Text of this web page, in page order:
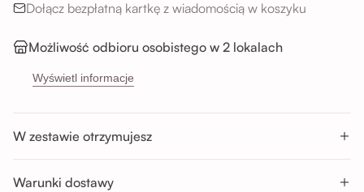
Dołącz bezpłatną kartkę z wiadomością w koszyku
Możliwość odbioru osobistego w 2 lokalach
Sikorskiego 5H, 53-659 Wrocław
Godziny odbioru:
Pon-Sob : 11:00 - 14:00; 14:00 - 17:00; 17:00 - 20:00
Nd : 11:00 - 14:00; 14:00 - 17:00
Wyświetl informacje
W zestawie otrzymujesz
Warunki dostawy